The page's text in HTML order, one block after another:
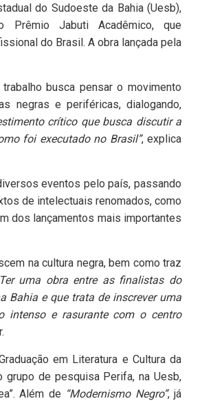
do Sudoeste da Bahia (Uesb),
Jabuti Acadêmico, que
do Brasil. A obra lançada pela
busca pensar o movimento
negras e periféricas, dialogando,
crítico que busca discutir a
foi executado no Brasil”, explica
eventos pelo país, passando
de intelectuais renomados, como
dos lançamentos mais importantes
na cultura negra, bem como traz
uma obra entre as finalistas do
Bahia e que trata de inscrever uma
intenso e rasurante com o centro
em Literatura e Cultura da
grupo de pesquisa Perifa, na Uesb,
Além de “Modernismo Negro”, já